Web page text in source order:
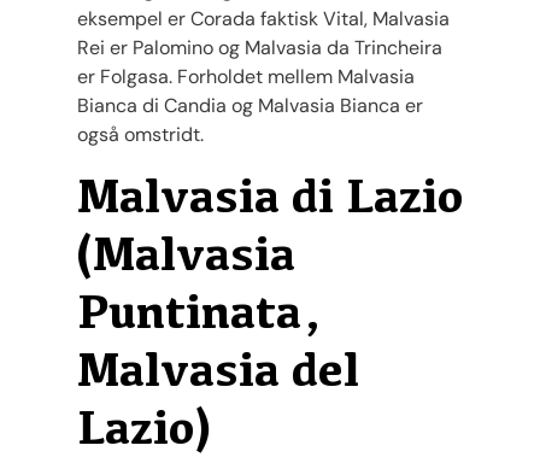
eksempel er Corada faktisk Vital, Malvasia
Rei er Palomino og Malvasia da Trincheira
er Folgasa. Forholdet mellem Malvasia
Bianca di Candia og Malvasia Bianca er
også omstridt.
Malvasia di Lazio
(Malvasia
Puntinata,
Malvasia del
Lazio)